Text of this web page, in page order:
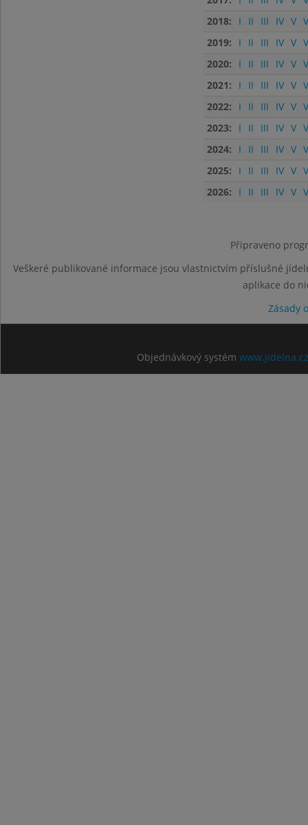
2018:
I II III IV V
2019:
I II III IV V
2020:
I II III IV V
2021:
I II III IV V
2022:
I II III IV V
2023:
I II III IV V
2024:
I II III IV V
2025:
I II III IV V
2026:
I II III IV V
Připraveno
Veškeré publikované informace jsou vlastnictvím příslušné
aplikace do
Zásady
Objednávkový systém www.jidelna.cz